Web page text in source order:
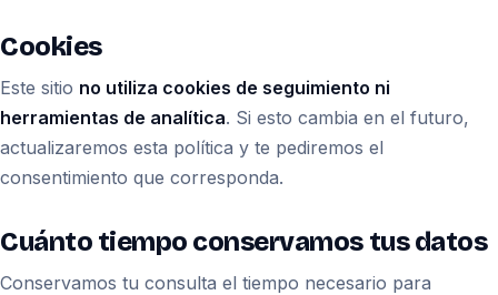
Cookies
Este sitio no utiliza cookies de seguimiento ni
herramientas de analítica. Si esto cambia en el futuro,
actualizaremos esta política y te pediremos el
consentimiento que corresponda.
Cuánto tiempo conservamos tus datos
Conservamos tu consulta el tiempo necesario para